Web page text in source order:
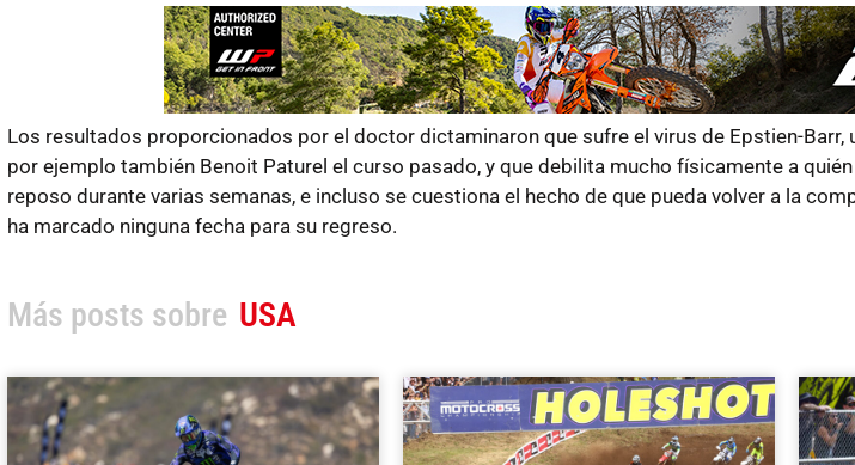
Los resultados proporcionados por el doctor dictaminaron que sufre el virus de Epstien-Barr,
por ejemplo también Benoit Paturel el curso pasado, y que debilita mucho físicamente a
reposo durante varias semanas, e incluso se cuestiona el hecho de que pueda volver a la
ha marcado ninguna fecha para su regreso.
Más posts sobre USA